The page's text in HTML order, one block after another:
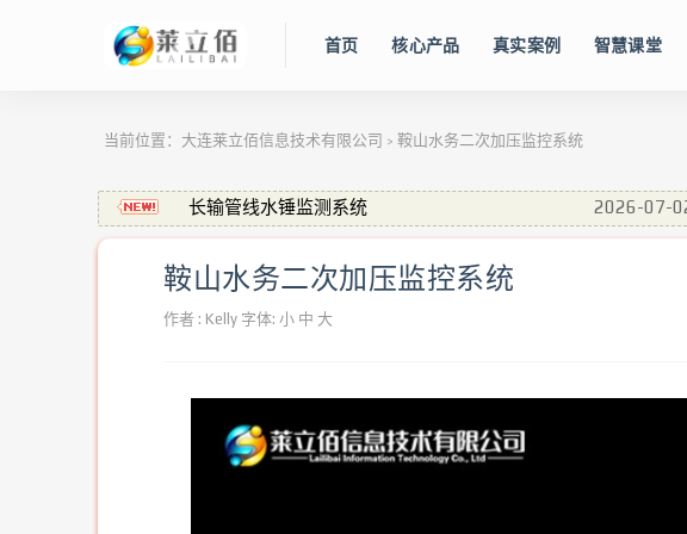
首页 核心产品 真实案例 智慧课堂
当前位置： 大连莱立佰信息技术有限公司 > 鞍山水务二次加压监控系统
2026-07-
长输管线水锤监测系统
2022-03-
多个水厂综合监控，实现“少/无人值守”新模式！
莱立佰·金秋特惠篇
供水掌上通 —— 城镇供水监测移动端(手机原生APP)
鞍山水务二次加压监控系统
作者 : Kelly 字体: 小 中 大